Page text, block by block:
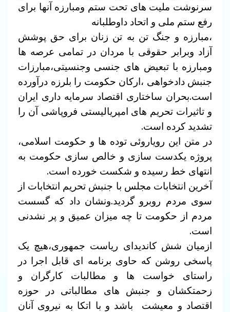
سرنوشت ملیت های تحت ستم ومبارزه آنها برای
رفع ستم ملی و اتحاد داوطلبانه
،مبارزه و جنگ تن به تن زنان برای حق پوشش
آزاد وبرابر حقوقی با مردان در تمامی عرصه ها
ومبارزه با تبعیض های جنسی وجنسیتی،مبارزات
جنبش دادخواهی ،ارکان حکومت را بلرزه درآورده
است.بحران ساختاری اقتصاد سرمایه داری ایران
و تاثیرات تحریم های امپریالیستی فروپاشی آن را
تشدید کرده است.
در متن این رویاروئی توده ها و حکومت اسلامی،
پروژه یکدست سازی و خالص سازی حکومت به
انتهای خط رسیده و شکست خورده است.
آخرین انتخابات مجلس با جنبش تحریم انتخابات از
سوی مردم روبرو گردید.ونشان داد که گسست
مردم از حکومت تا چه میزان عمیق و پر نشدنی
است.
ازمیان شش کاندیدای ریاست جمهوری،هیچ یک
پاسخی روشن که حاوی برنامه ای قابل اجرا در
راستای خواست ها و مطالبات کارگران و
زحمتکشان و جنبش های مطالباتی در حوزه
اقتصاد و معیشت باشد و با اتکا به نیروی آنان